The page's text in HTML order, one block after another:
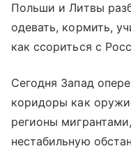
Польши и Литвы
одевать, кормить,
как ссориться с
Сегодня Запад
коридоры как
регионы
нестабильную